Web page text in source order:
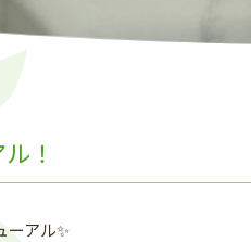
！
ーアル✨